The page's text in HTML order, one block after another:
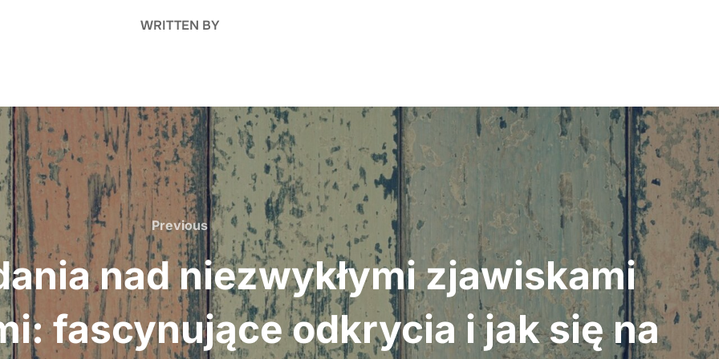
WRITTEN BY
Previous
Previous
nad niezwykłymi zjawiskami
fascynujące odkrycia i jak się na